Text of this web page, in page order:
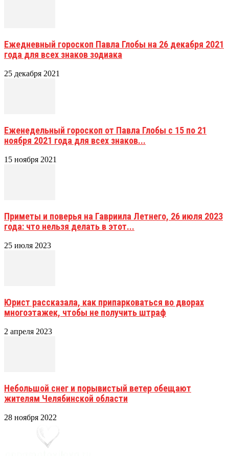
Ежедневный гороскоп Павла Глобы на 26 декабря 2021
года для всех знаков зодиака
25 декабря 2021
Еженедельный гороскоп от Павла Глобы c 15 по 21
ноября 2021 года для всех знаков...
15 ноября 2021
Приметы и поверья на Гавриила Летнего, 26 июля 2023
года: что нельзя делать в этот...
25 июля 2023
Юрист рассказала, как припарковаться во дворах
многоэтажек, чтобы не получить штраф
2 апреля 2023
Небольшой снег и порывистый ветер обещают
жителям Челябинской области
28 ноября 2022